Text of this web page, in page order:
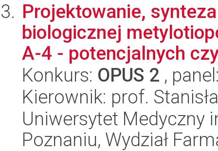
Projektowanie,
biologicznej
A-4 - potencjalnych
Konkurs: OPUS 2 ,
Kierownik: prof.
Uniwersytet Medyczny
Poznaniu, Wydział